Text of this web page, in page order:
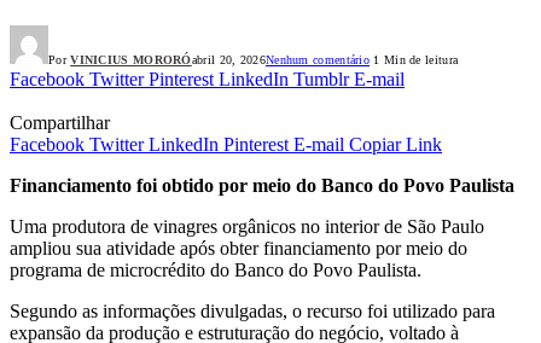
Por VINICIUS MORORÓabril 20, 2026Nenhum comentário 1 Min de leitura
Facebook Twitter Pinterest LinkedIn Tumblr E-mail
Compartilhar
Facebook Twitter LinkedIn Pinterest E-mail Copiar Link
Financiamento foi obtido por meio do Banco do Povo Paulista
Uma produtora de vinagres orgânicos no interior de São Paulo
ampliou sua atividade após obter financiamento por meio do
programa de microcrédito do Banco do Povo Paulista.
Segundo as informações divulgadas, o recurso foi utilizado para
expansão da produção e estruturação do negócio, voltado à